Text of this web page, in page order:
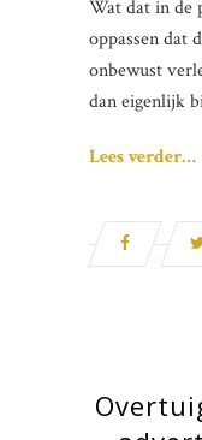
Wat dat in de
oppassen dat
onbewust
dan eigenlijk
Lees verder…